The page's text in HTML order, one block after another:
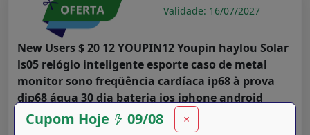
Validade: 16/07/2027
New Users $ 20 12 YOUPIN12 Youpin haylou Solar
ls05 relógio inteligente esporte caso de metal
monitor sono freqüência cardíaca ip68 à prova
dip68 água 30 dia bateria ios iphone android
Cupom Desconto Hoje paraDepartamentos
Aliexpress
Cupom Hoje 09/08 ×